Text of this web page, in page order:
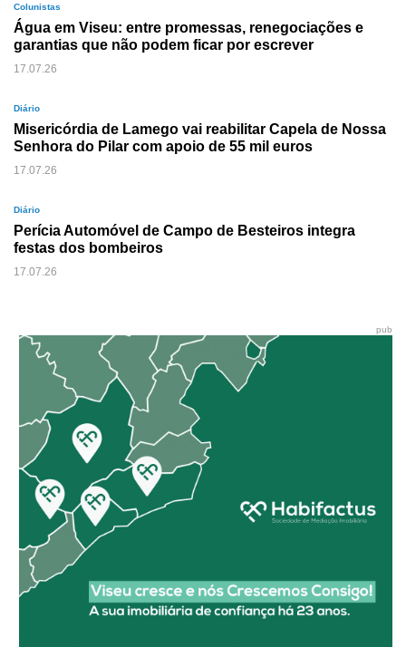
Colunistas
Água em Viseu: entre promessas, renegociações e
garantias que não podem ficar por escrever
17.07.26
Diário
Misericórdia de Lamego vai reabilitar Capela de Nossa
Senhora do Pilar com apoio de 55 mil euros
17.07.26
Diário
Perícia Automóvel de Campo de Besteiros integra
festas dos bombeiros
17.07.26
pub